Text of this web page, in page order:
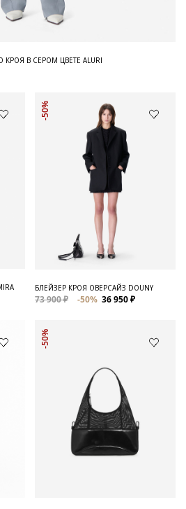
В СЕРОМ ЦВЕТЕ ALURI
-50%
БЛЕЙЗЕР КРОЯ ОВЕРСАЙЗ DOUNY
73 900 ₽ -50% 36 950 ₽
-50%